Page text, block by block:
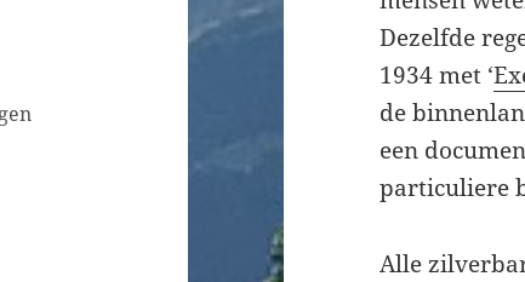
Dezelfde
1934 met ‘
de
een
particuliere
Alle